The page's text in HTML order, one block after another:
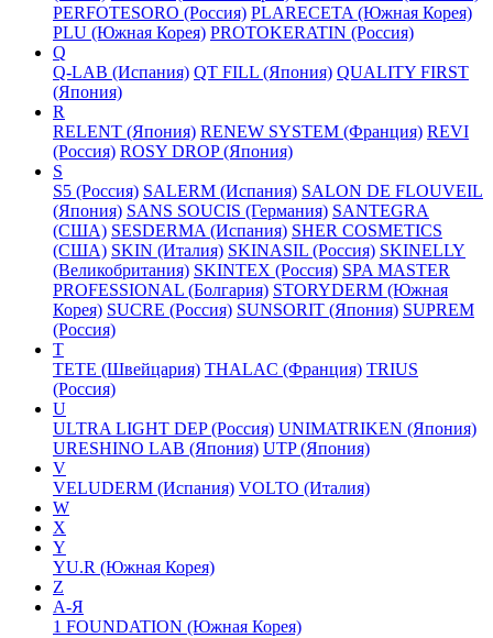
PERFOTESORO (Россия) PLARECETA (Южная Корея)
PLU (Южная Корея) PROTOKERATIN (Россия)
Q
Q-LAB (Испания) QT FILL (Япония) QUALITY FIRST
(Япония)
R
RELENT (Япония) RENEW SYSTEM (Франция) REVI
(Россия) ROSY DROP (Япония)
S
S5 (Россия) SALERM (Испания) SALON DE FLOUVEIL
(Япония) SANS SOUCIS (Германия) SANTEGRA
(США) SESDERMA (Испания) SHER COSMETICS
(США) SKIN (Италия) SKINASIL (Россия) SKINELLY
(Великобритания) SKINTEX (Россия) SPA MASTER
PROFESSIONAL (Болгария) STORYDERM (Южная
Корея) SUCRE (Россия) SUNSORIT (Япония) SUPREM
(Россия)
T
TETE (Швейцария) THALAC (Франция) TRIUS
(Россия)
U
ULTRA LIGHT DEP (Россия) UNIMATRIKEN (Япония)
URESHINO LAB (Япония) UTP (Япония)
V
VELUDERM (Испания) VOLTO (Италия)
W
X
Y
YU.R (Южная Корея)
Z
А-Я
1 FOUNDATION (Южная Корея)